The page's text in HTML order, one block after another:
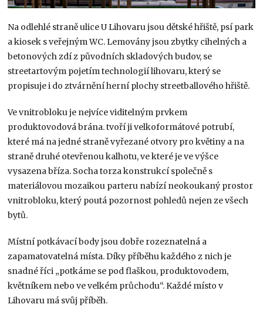
Na odlehlé straně ulice U Lihovaru jsou dětské hřiště, psí park
a kiosek s veřejným WC. Lemovány jsou zbytky cihelných a
betonových zdí z původních skladových budov, se
streetartovým pojetím technologií lihovaru, který se
propisuje i do ztvárnění herní plochy streetballového hřiště.
Ve vnitrobloku je nejvíce viditelným prvkem
produktovodová brána. tvoří ji velkoformátové potrubí,
které má na jedné straně vyřezané otvory pro květiny a na
straně druhé otevřenou kalhotu, ve které je ve výšce
vysazena bříza. Socha torza konstrukcí společně s
materiálovou mozaikou parteru nabízí neokoukaný prostor
vnitrobloku, který poutá pozornost pohledů nejen ze všech
bytů.
Místní potkávací body jsou dobře rozeznatelná a
zapamatovatelná místa. Díky příběhu každého z nich je
snadné říci „potkáme se pod flaškou, produktovodem,
květníkem nebo ve velkém průchodu“. Každé místo v
Lihovaru má svůj příběh.